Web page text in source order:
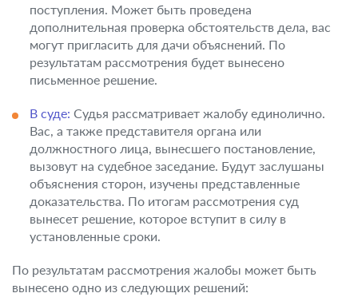
поступления. Может быть проведена
дополнительная проверка обстоятельств дела, вас
могут пригласить для дачи объяснений. По
результатам рассмотрения будет вынесено
письменное решение.
В суде: Судья рассматривает жалобу единолично.
Вас, а также представителя органа или
должностного лица, вынесшего постановление,
вызовут на судебное заседание. Будут заслушаны
объяснения сторон, изучены представленные
доказательства. По итогам рассмотрения суд
вынесет решение, которое вступит в силу в
установленные сроки.
По результатам рассмотрения жалобы может быть
вынесено одно из следующих решений: